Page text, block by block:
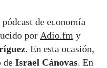
pódcast de economía
por Adio.fm y
. En esta ocasión,
de Israel Cánovas. En